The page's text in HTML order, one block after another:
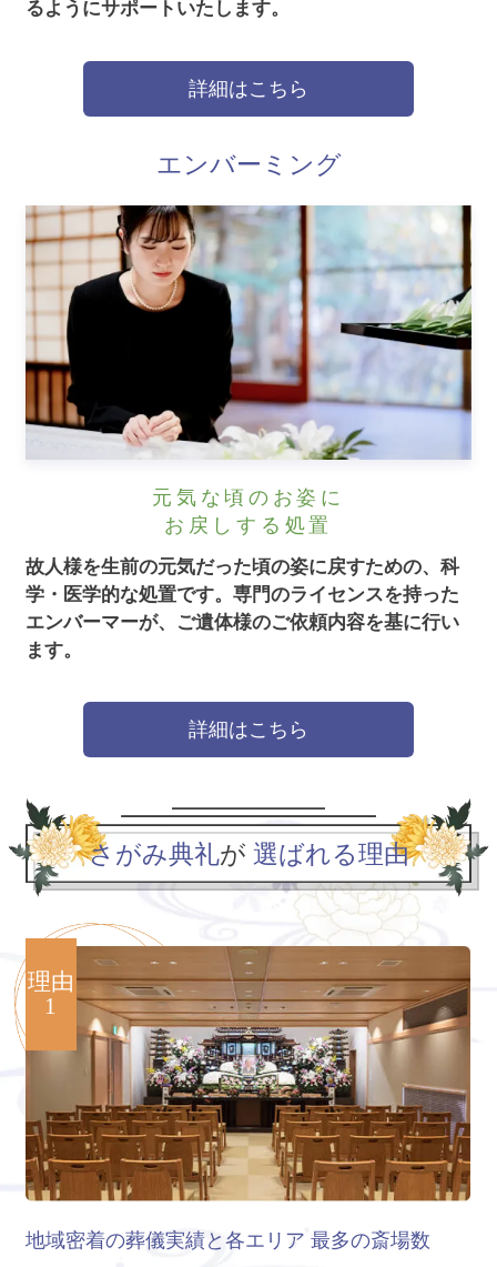
るようにサポートいたします。
詳細はこちら
エンバーミング
元気な頃のお姿に
お戻しする処置
故人様を生前の元気だった頃の姿に戻すための、科
学・医学的な処置です。 専門のライセンスを持った
エンバーマーが、ご遺体様のご依頼内容を基に行い
ます。
詳細はこちら
さがみ典礼が 選ばれる理由
理由
1
地域密着の葬儀実績と各エリア 最多の斎場数